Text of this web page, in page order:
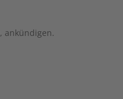
, ankündigen.